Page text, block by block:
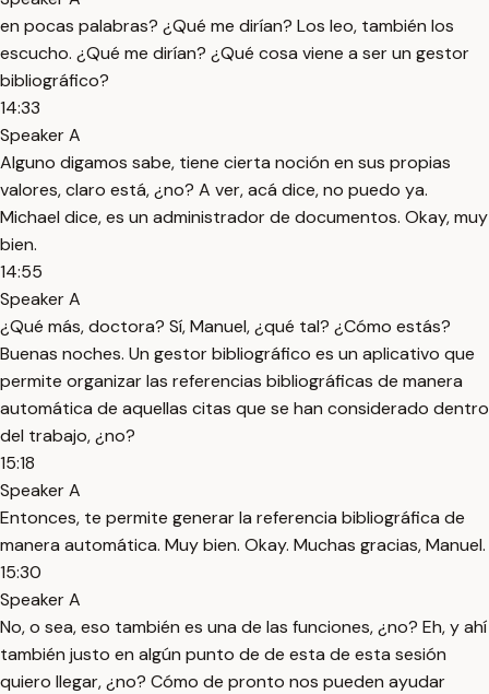
en pocas palabras? ¿Qué me dirían? Los leo, también los
escucho. ¿Qué me dirían? ¿Qué cosa viene a ser un gestor
bibliográfico?
14:33
Speaker A
Alguno digamos sabe, tiene cierta noción en sus propias
valores, claro está, ¿no? A ver, acá dice, no puedo ya.
Michael dice, es un administrador de documentos. Okay, muy
bien.
14:55
Speaker A
¿Qué más, doctora? Sí, Manuel, ¿qué tal? ¿Cómo estás?
Buenas noches. Un gestor bibliográfico es un aplicativo que
permite organizar las referencias bibliográficas de manera
automática de aquellas citas que se han considerado dentro
del trabajo, ¿no?
15:18
Speaker A
Entonces, te permite generar la referencia bibliográfica de
manera automática. Muy bien. Okay. Muchas gracias, Manuel.
15:30
Speaker A
No, o sea, eso también es una de las funciones, ¿no? Eh, y ahí
también justo en algún punto de de esta de esta sesión
quiero llegar, ¿no? Cómo de pronto nos pueden ayudar